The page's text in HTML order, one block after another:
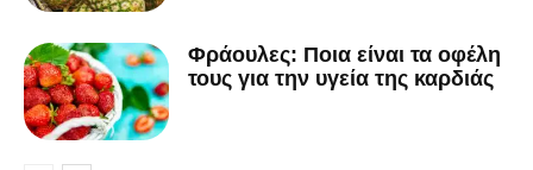
Φράουλες: Ποια είναι τα οφέλη
τους για την υγεία της καρδιάς